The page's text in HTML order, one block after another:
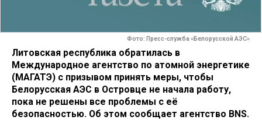
Фото: Пресс-служба «Белорусской АЭС»
Литовская республика обратилась в
Международное агентство по атомной энергетике
(МАГАТЭ) с призывом принять меры, чтобы
Белорусская АЭС в Островце не начала работу,
пока не решены все проблемы с её
безопасностью. Об этом сообщает агентство BNS.